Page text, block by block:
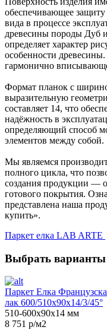
обеспечивающее
вида в процессе
древесины породы Дуб
определяет характер
особенности
гармонично
Формат планок с
выразительную
составляет 14, что
надёжность в
определяющий способ
элементов между собой.
Мы являемся
полного цикла, что
создания продукции —
готового покрытия.
представлена наша
купить».
Паркет елка LAB ARTE
Выбрать варианты
Паркет Елка
лак 600/510х90х14/3/45°
510-600х90х14 мм
8 751 р/м2